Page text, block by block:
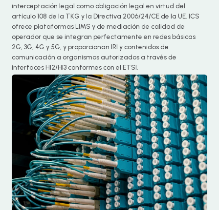
interceptación legal como obligación legal en virtud del
artículo 108 de la TKG y la Directiva 2006/24/CE de la UE. ICS
ofrece plataformas LIMS y de mediación de calidad de
operador que se integran perfectamente en redes básicas
2G, 3G, 4G y 5G, y proporcionan IRI y contenidos de
comunicación a organismos autorizados a través de
interfaces HI2/HI3 conformes con el ETSI.